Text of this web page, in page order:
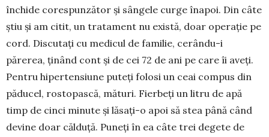
închide cores­punzător și sângele curge înapoi. Din câte
știu și am citit, un tratament nu există, doar operație pe
cord. Discutați cu medicul de familie, cerându-i
părerea, ținând cont și de cei 72 de ani pe care îi aveți.
Pentru hipertensiune puteți folosi un ceai compus din
păducel, rostopască, mături. Fierbeți un litru de apă
timp de cinci mi­nute și lăsați-o apoi să stea până când
devine doar călduță. Puneți în ea câte trei degete de